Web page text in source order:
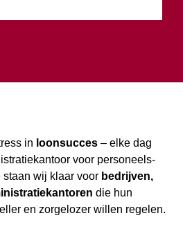
in loonsucces – elke dag
voor personeels-
wij klaar voor bedrijven,
die hun
en zorgelozer willen regelen.